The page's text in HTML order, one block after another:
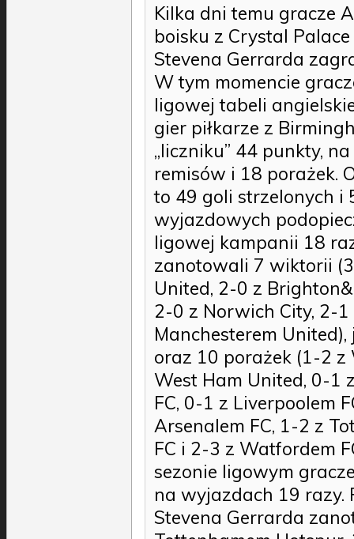
Kilka dni temu gracze
boisku z Crystal
Stevena Gerrarda
W tym momencie
ligowej tabeli
gier piłkarze z
„liczniku” 44 punkty,
remisów i 18 porażek.
to 49 goli strzelonych i
wyjazdowych
ligowej kampanii 18
zanotowali 7 wiktorii
United, 2-0 z
2-0 z Norwich City, 2-
Manchesterem
oraz 10 porażek (1-2
West Ham United, 0-1
FC, 0-1 z Liverpoolem
Arsenalem FC, 1-2 z
FC i 2-3 z Watfordem
sezonie ligowym
na wyjazdach 19 razy.
Stevena Gerrarda